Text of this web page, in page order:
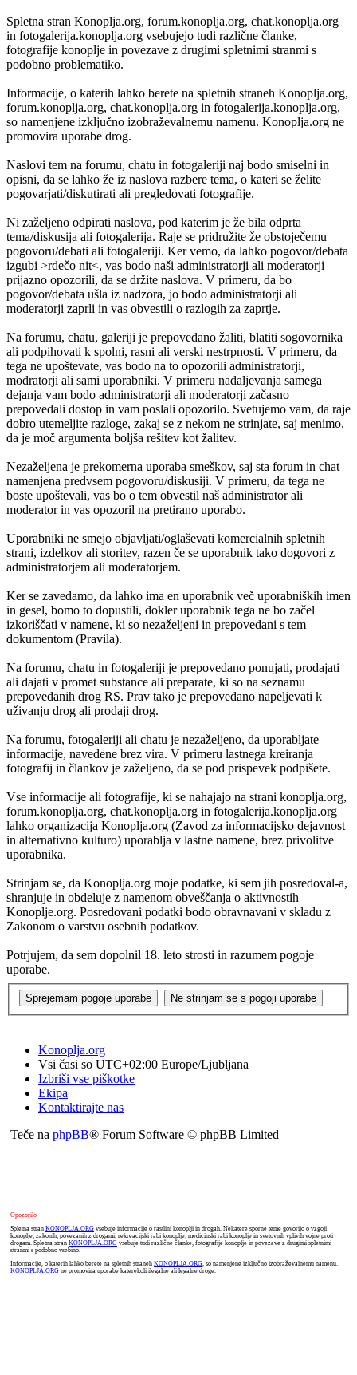
Spletna stran Konoplja.org, forum.konoplja.org, chat.konoplja.org
in fotogalerija.konoplja.org vsebujejo tudi različne članke,
fotografije konoplje in povezave z drugimi spletnimi stranmi s
podobno problematiko.
Informacije, o katerih lahko berete na spletnih straneh Konoplja.org,
forum.konoplja.org, chat.konoplja.org in fotogalerija.konoplja.org,
so namenjene izključno izobraževalnemu namenu. Konoplja.org ne
promovira uporabe drog.
Naslovi tem na forumu, chatu in fotogaleriji naj bodo smiselni in
opisni, da se lahko že iz naslova razbere tema, o kateri se želite
pogovarjati/diskutirati ali pregledovati fotografije.
Ni zaželjeno odpirati naslova, pod katerim je že bila odprta
tema/diskusija ali fotogalerija. Raje se pridružite že obstoječemu
pogovoru/debati ali fotogaleriji. Ker vemo, da lahko pogovor/debata
izgubi >rdečo nit<, vas bodo naši administratorji ali moderatorji
prijazno opozorili, da se držite naslova. V primeru, da bo
pogovor/debata ušla iz nadzora, jo bodo administratorji ali
moderatorji zaprli in vas obvestili o razlogih za zaprtje.
Na forumu, chatu, galeriji je prepovedano žaliti, blatiti sogovornika
ali podpihovati k spolni, rasni ali verski nestrpnosti. V primeru, da
tega ne upoštevate, vas bodo na to opozorili administratorji,
modratorji ali sami uporabniki. V primeru nadaljevanja samega
dejanja vam bodo administratorji ali moderatorji začasno
prepovedali dostop in vam poslali opozorilo. Svetujemo vam, da raje
dobro utemeljite razloge, zakaj se z nekom ne strinjate, saj menimo,
da je moč argumenta boljša rešitev kot žalitev.
Nezaželjena je prekomerna uporaba smeškov, saj sta forum in chat
namenjena predvsem pogovoru/diskusiji. V primeru, da tega ne
boste upoštevali, vas bo o tem obvestil naš administrator ali
moderator in vas opozoril na pretirano uporabo.
Uporabniki ne smejo objavljati/oglaševati komercialnih spletnih
strani, izdelkov ali storitev, razen če se uporabnik tako dogovori z
administratorjem ali moderatorjem.
Ker se zavedamo, da lahko ima en uporabnik več uporabniških imen
in gesel, bomo to dopustili, dokler uporabnik tega ne bo začel
izkoriščati v namene, ki so nezaželjeni in prepovedani s tem
dokumentom (Pravila).
Na forumu, chatu in fotogaleriji je prepovedano ponujati, prodajati
ali dajati v promet substance ali preparate, ki so na seznamu
prepovedanih drog RS. Prav tako je prepovedano napeljevati k
uživanju drog ali prodaji drog.
Na forumu, fotogaleriji ali chatu je nezaželjeno, da uporabljate
informacije, navedene brez vira. V primeru lastnega kreiranja
fotografij in člankov je zaželjeno, da se pod prispevek podpišete.
Vse informacije ali fotografije, ki se nahajajo na strani konoplja.org,
forum.konoplja.org, chat.konoplja.org in fotogalerija.konoplja.org
lahko organizacija Konoplja.org (Zavod za informacijsko dejavnost
in alternativno kulturo) uporablja v lastne namene, brez privolitve
uporabnika.
Strinjam se, da Konoplja.org moje podatke, ki sem jih posredoval-a,
shranjuje in obdeluje z namenom obveščanja o aktivnostih
Konoplje.org. Posredovani podatki bodo obravnavani v skladu z
Zakonom o varstvu osebnih podatkov.
Potrjujem, da sem dopolnil 18. leto strosti in razumem pogoje
uporabe.
Konoplja.org
Vsi časi so UTC+02:00 Europe/Ljubljana
Izbriši vse piškotke
Ekipa
Kontaktirajte nas
Teče na phpBB® Forum Software © phpBB Limited
Opozorilo
Spletna stran KONOPLJA.ORG vsebuje informacije o rastlini konoplji in drogah. Nekatere sporne teme govorijo o vzgoji
konoplje, zakonih, povezanih z drogami, rekreacijski rabi konoplje, medicinski rabi konoplje in svetovnih vplivih vojne proti
drogam. Spletna stran KONOPLJA.ORG vsebuje tudi različne članke, fotografije konoplje in povezave z drugimi spletnimi
stranmi s podobno vsebino.
Informacije, o katerih lahko berete na spletnih straneh KONOPLJA.ORG, so namenjene izključno izobraževalnemu namenu.
KONOPLJA.ORG ne promovira uporabe katerekoli ilegalne ali legalne droge.